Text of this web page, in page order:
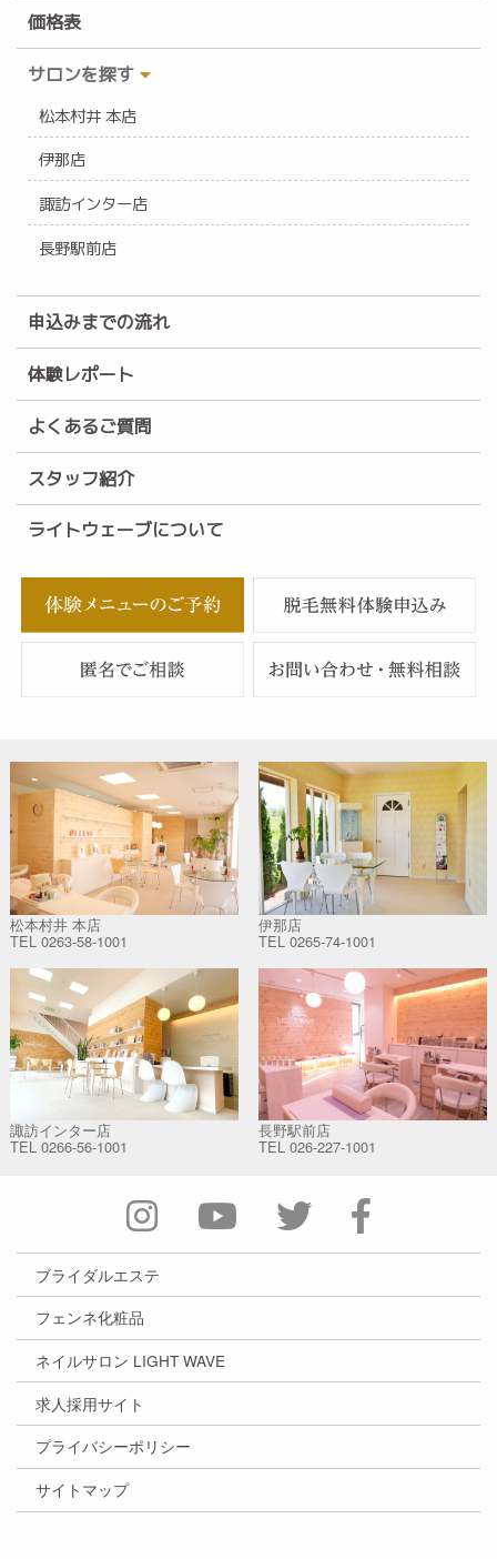
価格表
サロンを探す
松本村井 本店
伊那店
諏訪インター店
長野駅前店
申込みまでの流れ
体験レポート
よくあるご質問
スタッフ紹介
ライトウェーブについて
松本村井 本店
TEL 0263-58-1001
伊那店
TEL 0265-74-1001
諏訪インター店
TEL 0266-56-1001
長野駅前店
TEL 026-227-1001
ブライダルエステ
フェンネ化粧品
ネイルサロン LIGHT WAVE
求人採用サイト
プライバシーポリシー
サイトマップ